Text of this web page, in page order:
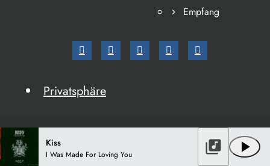
Empfang
Privatsphäre
Kiss
I Was Made For Loving You play_arrow
library_music